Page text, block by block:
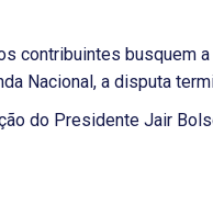
contribuintes busquem
Nacional, a disputa
do Presidente Jair